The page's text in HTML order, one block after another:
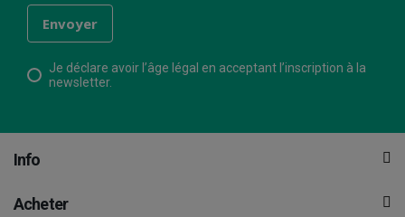
Je déclare avoir l’âge légal en acceptant l’inscription à la
newsletter.
Info
Acheter